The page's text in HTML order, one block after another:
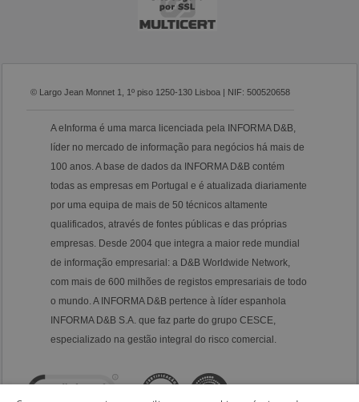
© Largo Jean Monnet 1, 1º piso 1250-130 Lisboa | NIF: 500520658
A eInforma é uma marca licenciada pela INFORMA D&B,
líder no mercado de informação para negócios há mais de
100 anos. A base de dados da INFORMA D&B contém
todas as empresas em Portugal e é atualizada diariamente
por uma equipa de mais de 50 técnicos altamente
qualificados, através de fontes públicas e das próprias
empresas. Desde 2004 que integra a maior rede mundial
de informação empresarial: a D&B Worldwide Network,
com mais de 600 milhões de registos empresariais de todo
o mundo. A INFORMA D&B pertence à líder espanhola
INFORMA D&B S.A. que faz parte do grupo CESCE,
especializado na gestão integral do risco comercial.